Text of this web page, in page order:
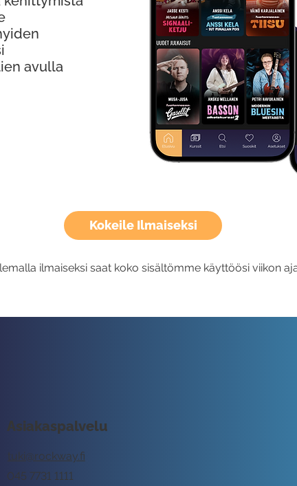
Kokeile Ilmaiseksi
ilmaiseksi saat koko sisältömme käyttöösi viikon
avulla
Asiakaspalvelu
tuki@rockway.fi
045 7731 1111